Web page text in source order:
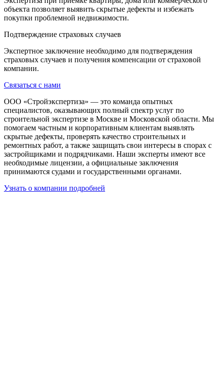
объекта позволяет выявить скрытые дефекты и избежать
покупки проблемной недвижимости.
Подтверждение страховых случаев
Экспертное заключение необходимо для подтверждения
страховых случаев и получения компенсации от страховой
компании.
Связаться с нами
ООО «Стройэкспертиза» — это команда опытных
специалистов, оказывающих полный спектр услуг по
строительной экспертизе в Москве и Московской области. Мы
помогаем частным и корпоративным клиентам выявлять
скрытые дефекты, проверять качество строительных и
ремонтных работ, а также защищать свои интересы в спорах с
застройщиками и подрядчиками. Наши эксперты имеют все
необходимые лицензии, а официальные заключения
принимаются судами и государственными органами.
Узнать о компании подробней